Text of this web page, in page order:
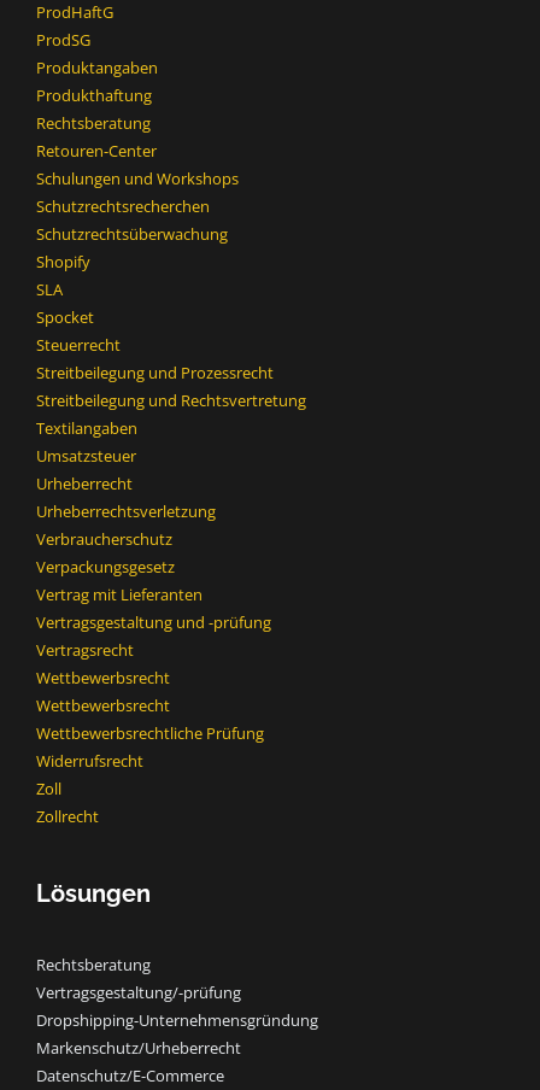
ProdHaftG
ProdSG
Produktangaben
Produkthaftung
Rechtsberatung
Retouren-Center
Schulungen und Workshops
Schutzrechtsrecherchen
Schutzrechtsüberwachung
Shopify
SLA
Spocket
Steuerrecht
Streitbeilegung und Prozessrecht​
Streitbeilegung und Rechtsvertretung
Textilangaben
Umsatzsteuer
Urheberrecht
Urheberrechtsverletzung
Verbraucherschutz
Verpackungsgesetz
Vertrag mit Lieferanten
Vertragsgestaltung und -prüfung
Vertragsrecht
Wettbewerbsrecht
Wettbewerbsrecht​
Wettbewerbsrechtliche Prüfung
Widerrufsrecht
Zoll
Zollrecht
Lösungen
Rechtsberatung
Vertragsgestaltung/-prüfung
Dropshipping-Unternehmensgründung
Markenschutz/Urheberrecht
Datenschutz/E-Commerce